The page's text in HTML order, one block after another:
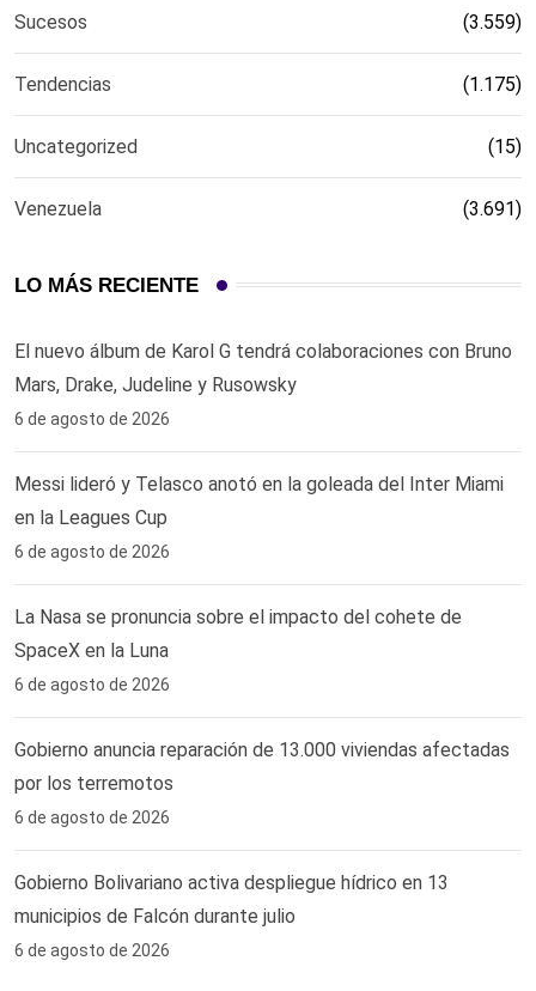
Sucesos (3.559)
Tendencias (1.175)
Uncategorized (15)
Venezuela (3.691)
LO MÁS RECIENTE
El nuevo álbum de Karol G tendrá colaboraciones con Bruno
Mars, Drake, Judeline y Rusowsky
6 de agosto de 2026
Messi lideró y Telasco anotó en la goleada del Inter Miami
en la Leagues Cup
6 de agosto de 2026
La Nasa se pronuncia sobre el impacto del cohete de
SpaceX en la Luna
6 de agosto de 2026
Gobierno anuncia reparación de 13.000 viviendas afectadas
por los terremotos
6 de agosto de 2026
Gobierno Bolivariano activa despliegue hídrico en 13
municipios de Falcón durante julio
6 de agosto de 2026